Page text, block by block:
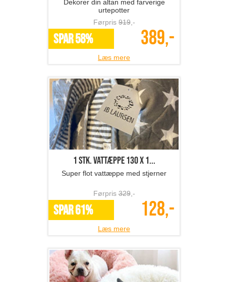
Dekorer din altan med farverige
urtepotter
Førpris919,-
SPAR 58% 389,-
Læs mere
1 stk. vattæppe 130 x 1...
Super flot vattæppe med stjerner
Førpris329,-
SPAR 61% 128,-
Læs mere